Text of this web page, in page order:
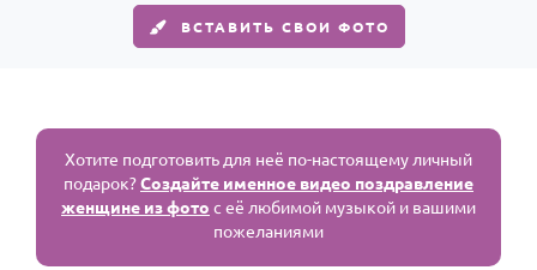
ВСТАВИТЬ СВОИ ФОТО
Хотите подготовить для неё по-настоящему личный
подарок?Создайте именное видео поздравление
женщине из фото с её любимой музыкой и вашими
пожеланиями